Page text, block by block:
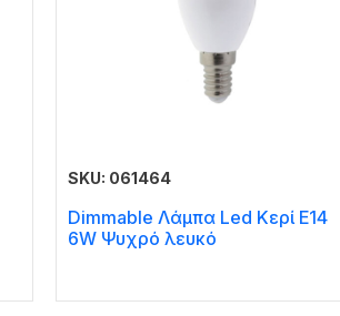
SKU: 061464
Dimmable Λάμπα Led Κερί E14
6W Ψυχρό λευκό